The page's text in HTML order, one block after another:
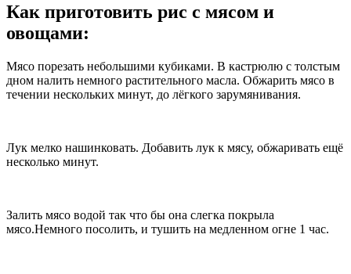
Как приготовить рис с мясом и
овощами:
Мясо порезать небольшими кубиками. В кастрюлю с толстым
дном налить немного растительного масла. Обжарить мясо в
течении нескольких минут, до лёгкого зарумянивания.
Лук мелко нашинковать. Добавить лук к мясу, обжаривать ещё
несколько минут.
Залить мясо водой так что бы она слегка покрыла
мясо.Немного посолить, и тушить на медленном огне 1 час.